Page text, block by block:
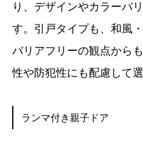
り、デザインやカラーバ
す。引戸タイプも、和風
バリアフリーの観点から
性や防犯性にも配慮して選
ランマ付き親子ドア